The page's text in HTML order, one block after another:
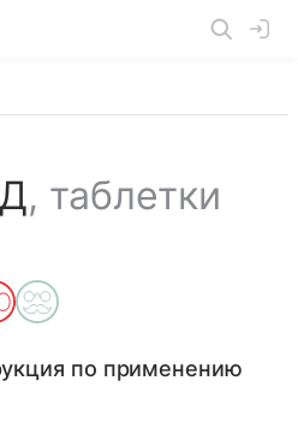
, таблетки
по применению